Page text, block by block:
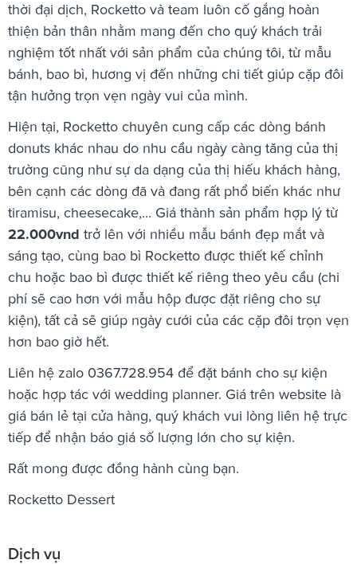
thời đại dịch, Rocketto và team luôn cố gắng hoàn
thiện bản thân nhằm mang đến cho quý khách trải
nghiệm tốt nhất với sản phẩm của chúng tôi, từ mẫu
bánh, bao bì, hương vị đến những chi tiết giúp cặp đôi
tận hưởng trọn vẹn ngày vui của mình.
Hiện tại, Rocketto chuyên cung cấp các dòng bánh
donuts khác nhau do nhu cầu ngày càng tăng của thị
trường cũng như sự da dạng của thị hiếu khách hàng,
bên cạnh các dòng đã và đang rất phổ biến khác như
tiramisu, cheesecake,... Giá thành sản phẩm hợp lý từ
22.000vnd trở lên với nhiều mẫu bánh đẹp mắt và
sáng tạo, cùng bao bì Rocketto được thiết kế chỉnh
chu hoặc bao bì được thiết kế riêng theo yêu cầu (chi
phí sẽ cao hơn với mẫu hộp được đặt riêng cho sự
kiện), tất cả sẽ giúp ngày cưới của các cặp đôi trọn vẹn
hơn bao giờ hết.
Liên hệ zalo 0367.728.954 để đặt bánh cho sự kiện
hoặc hợp tác với wedding planner. Giá trên website là
giá bán lẻ tại cửa hàng, quý khách vui lòng liên hệ trực
tiếp để nhận báo giá số lượng lớn cho sự kiện.
Rất mong được đồng hành cùng bạn.
Rocketto Dessert
Dịch vụ